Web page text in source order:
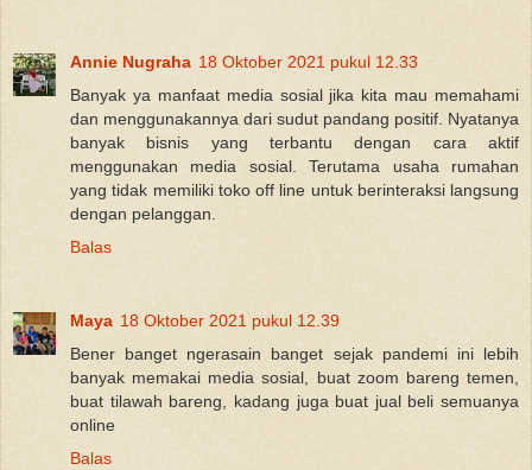
Annie Nugraha 18 Oktober 2021 pukul 12.33
Banyak ya manfaat media sosial jika kita mau memahami
dan menggunakannya dari sudut pandang positif. Nyatanya
banyak bisnis yang terbantu dengan cara aktif
menggunakan media sosial. Terutama usaha rumahan
yang tidak memiliki toko off line untuk berinteraksi langsung
dengan pelanggan.
Balas
Maya 18 Oktober 2021 pukul 12.39
Bener banget ngerasain banget sejak pandemi ini lebih
banyak memakai media sosial, buat zoom bareng temen,
buat tilawah bareng, kadang juga buat jual beli semuanya
online
Balas